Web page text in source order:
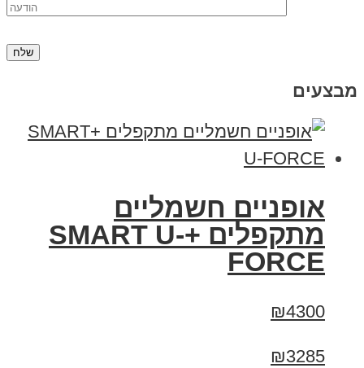
מבצעים
אופניים חשמליים
מתקפלים +SMART U-
FORCE
₪4300
₪3285